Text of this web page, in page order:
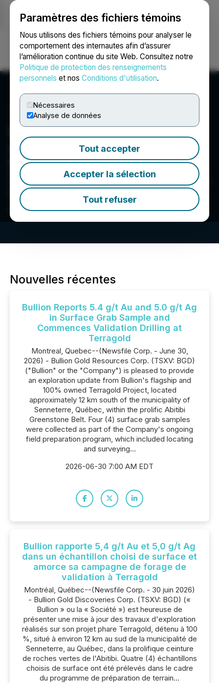
Paramètres des fichiers témoins
Nous utilisons des fichiers témoins pour analyser le
comportement des internautes afin d’assurer
l’amélioration continue du site Web. Consultez notre
Politique de protection des renseignements
personnels et nos Conditions d'utilisation.
Nécessaires
Analyse de données
Tout accepter
Accepter la sélection
Tout refuser
Ouvrir une session Recherche English
Bullion Gold Discoveries
Corp.
Bullion Gold Resources Corp is a gold
exploration stage company engaged in the
exploration and development of exploration and
evaluation assets in Northern Québec, Canada.
The Company is focused on the Cadillac Break
(Abitibi Mining Camp) with it?s Bousquet Project.
Nouvelles récentes
Bullion Reports 5.4 g/t Au and 5.0 g/t Ag
in Surface Grab Sample and
Commences Validation Drilling at
Terragold
Montreal, Quebec--(Newsfile Corp. - June 30,
2026) - Bullion Gold Resources Corp. (TSXV: BGD)
("Bullion" or the "Company") is pleased to provide
an exploration update from Bullion's flagship and
100% owned Terragold Project, located
approximately 12 km south of the municipality of
Senneterre, Québec, within the prolific Abitibi
Greenstone Belt. Four (4) surface grab samples
were collected as part of the Company's ongoing
field preparation program, which included locating
and surveying...
2026-06-30 7:00 AM EDT
Bullion rapporte 5,4 g/t Au et 5,0 g/t Ag
dans un échantillon choisi de surface et
amorce sa campagne de forage de
validation à Terragold
Montréal, Québec--(Newsfile Corp. - 30 juin 2026)
- Bullion Gold Discoveries Corp. (TSXV: BGD) («
Bullion » ou la « Société ») est heureuse de
présenter une mise à jour des travaux d'exploration
réalisés sur son projet phare Terragold, détenu à 100
%, situé à environ 12 km au sud de la municipalité de
Senneterre, au Québec, dans la prolifique ceinture
de roches vertes de l'Abitibi. Quatre (4) échantillons
choisis de surface ont été prélevés dans le cadre
du programme de préparation de terrain...